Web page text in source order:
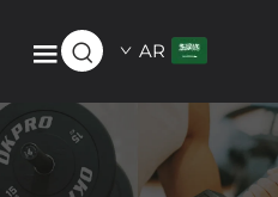
AR